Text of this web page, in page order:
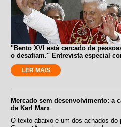
"Bento XVI está cercado de
o desafiam." Entrevista especial
LER MAIS
Mercado sem desenvolvimento: a
de Karl Marx
O texto abaixo é um dos achados do